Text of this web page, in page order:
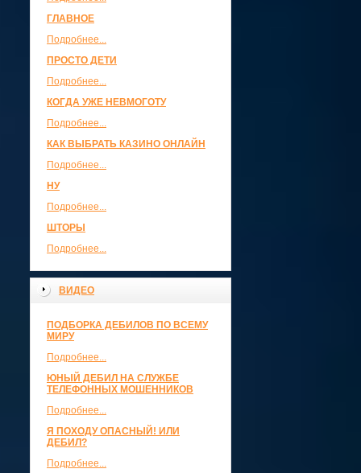
ГЛАВНОЕ
Подробнее...
ПРОСТО ДЕТИ
Подробнее...
КОГДА УЖЕ НЕВМОГОТУ
Подробнее...
КАК ВЫБРАТЬ КАЗИНО ОНЛАЙН
Подробнее...
НУ
Подробнее...
ШТОРЫ
Подробнее...
ВИДЕО
ПОДБОРКА ДЕБИЛОВ ПО ВСЕМУ
МИРУ
Подробнее...
ЮНЫЙ ДЕБИЛ НА СЛУЖБЕ
ТЕЛЕФОННЫХ МОШЕННИКОВ
Подробнее...
Я ПОХОДУ ОПАСНЫЙ! ИЛИ
ДЕБИЛ?
Подробнее...